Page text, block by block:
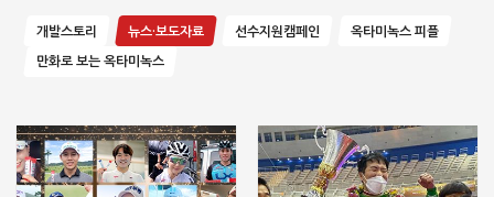
개발스토리 뉴스·보도자료 선수지원캠페인 옥타미녹스 피플
만화로 보는 옥타미녹스